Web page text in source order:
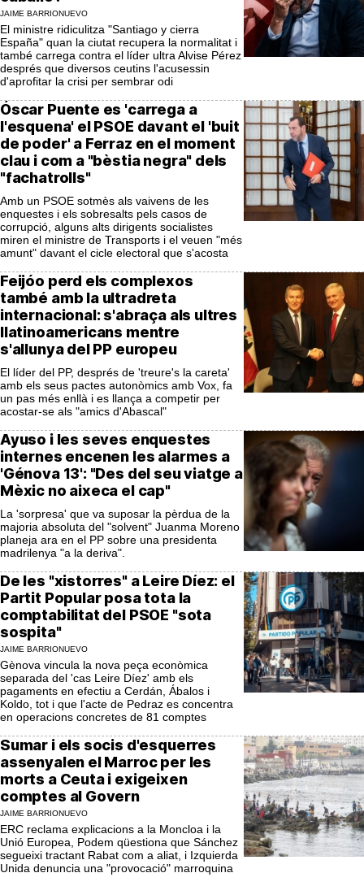
JAIME BARRIONUEVO
El ministre ridiculitza "Santiago y cierra
España" quan la ciutat recupera la normalitat i
també carrega contra el líder ultra Alvise Pérez
després que diversos ceutins l'acusessin
d'aprofitar la crisi per sembrar odi
Óscar Puente es 'carrega a
l'esquena' el PSOE davant el 'buit
de poder' a Ferraz en el moment
clau i com a "bèstia negra" dels
"fachatrolls"
Amb un PSOE sotmès als vaivens de les
enquestes i els sobresalts pels casos de
corrupció, alguns alts dirigents socialistes
miren el ministre de Transports i el veuen "més
amunt" davant el cicle electoral que s'acosta
Feijóo perd els complexos
també amb la ultradreta
internacional: s'abraça als ultres
llatinoamericans mentre
s'allunya del PP europeu
El líder del PP, després de 'treure's la careta'
amb els seus pactes autonòmics amb Vox, fa
un pas més enllà i es llança a competir per
acostar-se als "amics d'Abascal"
Ayuso i les seves enquestes
internes encenen les alarmes a
'Génova 13': "Des del seu viatge a
Mèxic no aixeca el cap"
La 'sorpresa' que va suposar la pèrdua de la
majoria absoluta del "solvent" Juanma Moreno
planeja ara en el PP sobre una presidenta
madrilenya "a la deriva".
De les "xistorres" a Leire Díez: el
Partit Popular posa tota la
comptabilitat del PSOE "sota
sospita"
JAIME BARRIONUEVO
Gènova vincula la nova peça econòmica
separada del 'cas Leire Díez' amb els
pagaments en efectiu a Cerdán, Ábalos i
Koldo, tot i que l'acte de Pedraz es concentra
en operacions concretes de 81 comptes
Sumar i els socis d'esquerres
assenyalen el Marroc per les
morts a Ceuta i exigeixen
comptes al Govern
JAIME BARRIONUEVO
ERC reclama explicacions a la Moncloa i la
Unió Europea, Podem qüestiona que Sánchez
segueixi tractant Rabat com a aliat, i Izquierda
Unida denuncia una "provocació" marroquina